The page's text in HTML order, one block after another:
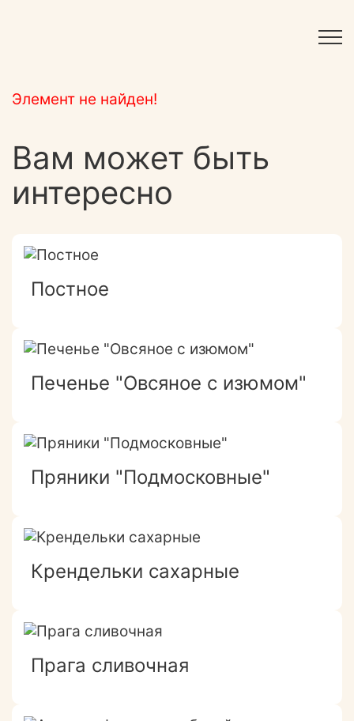
Элемент не найден!
Вам может быть
интересно
Постное
Печенье "Овсяное с изюмом"
Пряники "Подмосковные"
Крендельки сахарные
Прага сливочная